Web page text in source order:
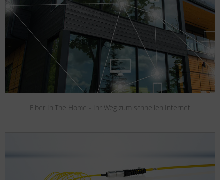
Fiber In The Home - Ihr Weg zum schnellen Internet